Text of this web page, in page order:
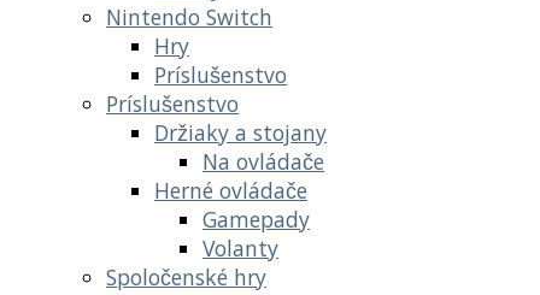
Nintendo Switch
Hry
Príslušenstvo
Príslušenstvo
Držiaky a stojany
Na ovládače
Herné ovládače
Gamepady
Volanty
Spoločenské hry